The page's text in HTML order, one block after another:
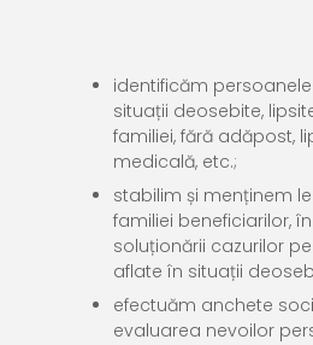
identificăm
situații deosebite,
familiei, fără adăpost,
medicală, etc.;
stabilim și menținem
familiei beneficiarilor,
soluționării cazurilor
aflate în situații
efectuăm anchete
evaluarea nevoilor